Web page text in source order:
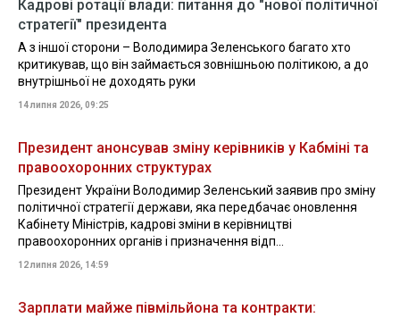
Кадрові ротації влади: питання до "нової політичної
стратегії" президента
А з іншої сторони – Володимира Зеленського багато хто
критикував, що він займається зовнішньою політикою, а до
внутрішньої не доходять руки
14 липня 2026, 09:25
Президент анонсував зміну керівників у Кабміні та
правоохоронних структурах
Президент України Володимир Зеленський заявив про зміну
політичної стратегії держави, яка передбачає оновлення
Кабінету Міністрів, кадрові зміни в керівництві
правоохоронних органів і призначення відп...
12 липня 2026, 14:59
Зарплати майже півмільйона та контракти: